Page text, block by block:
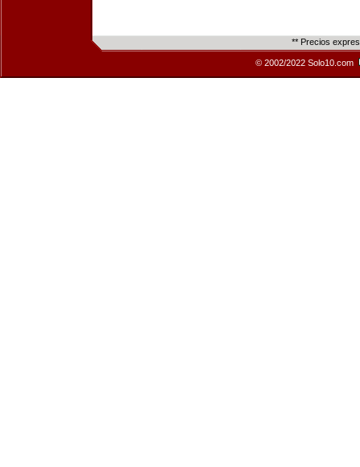
** Precios
© 2002/2022 Solo10.com